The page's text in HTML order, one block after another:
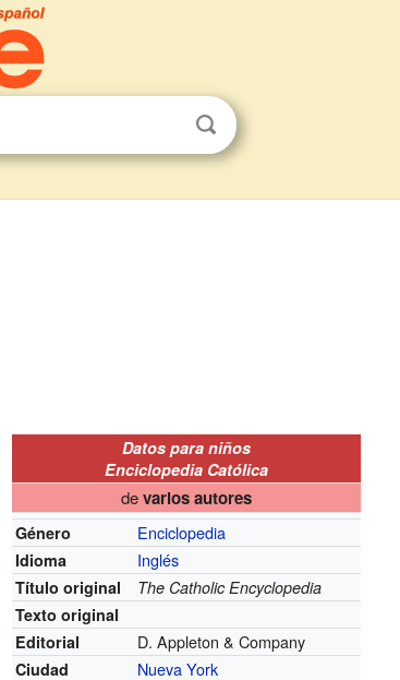
Datos para niños
Enciclopedia Católica
de varios autores
Género Enciclopedia
Idioma Inglés
Título original
The Catholic Encyclopedia
Texto original
Editorial
D. Appleton & Company
Ciudad Nueva York